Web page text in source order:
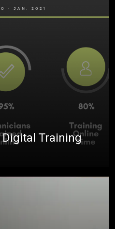
Digital Training
ダウンロード